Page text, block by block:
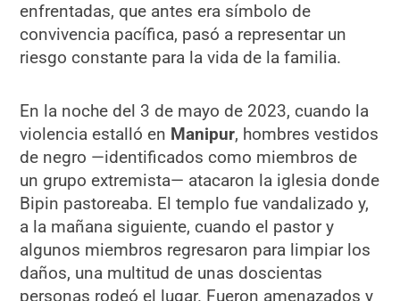
enfrentadas, que antes era símbolo de
convivencia pacífica, pasó a representar un
riesgo constante para la vida de la familia.
En la noche del 3 de mayo de 2023, cuando la
violencia estalló en Manipur, hombres vestidos
de negro —identificados como miembros de
un grupo extremista— atacaron la iglesia donde
Bipin pastoreaba. El templo fue vandalizado y,
a la mañana siguiente, cuando el pastor y
algunos miembros regresaron para limpiar los
daños, una multitud de unas doscientas
personas rodeó el lugar. Fueron amenazados y